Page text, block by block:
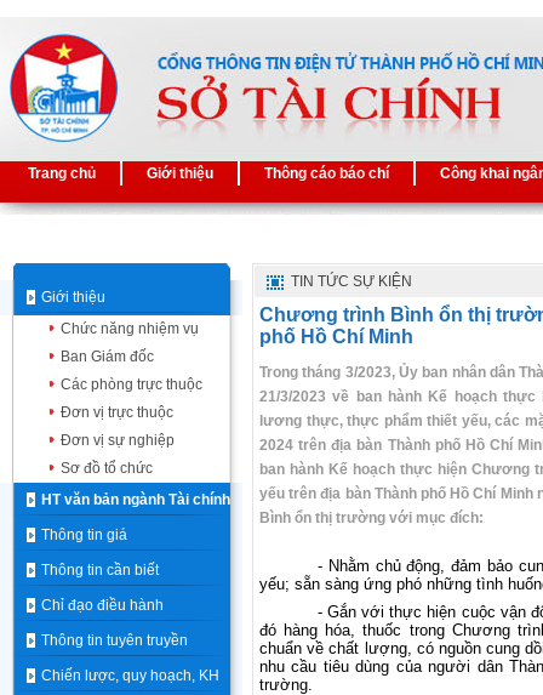
Trang chủ Giới thiệu Thông cáo báo chí Công khai
Giới thiệu
Chức năng nhiệm vụ
Ban Giám đốc
Các phòng trực thuộc
Đơn vị trực thuộc
Đơn vị sự nghiệp
Sơ đồ tổ chức
HT văn bản ngành Tài chính
Thông tin giá
Thông tin cần biết
Chỉ đạo điều hành
Thông tin tuyên truyền
Chiến lược, quy hoạch, KH
TIN TỨC SỰ KIỆN
Chương trình Bình ổn thị
phố Hồ Chí Minh
Trong tháng 3/2023, Ủy ban nhân dân
21/3/2023 về ban hành Kế hoạch
lương thực, thực phẩm thiết yếu, các
2024 trên địa bàn Thành phố Hồ Chí
ban hành Kế hoạch thực hiện Chương
yếu trên địa bàn Thành phố Hồ Chí
Bình ổn thị trường với mục đích:
- Nhằm chủ động, đảm bảo
yếu; sẵn sàng ứng phó những tình
- Gắn với thực hiện cuộc vận
đó hàng hóa, thuốc trong Chương
chuẩn về chất lượng, có nguồn cung
nhu cầu tiêu dùng của người dân
trường.